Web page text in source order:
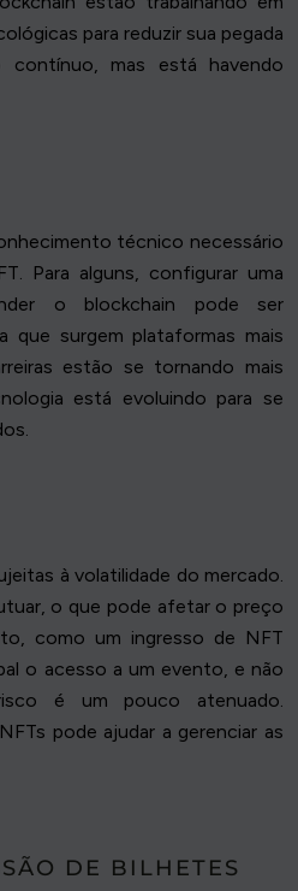
para reduzir sua pegada
contínuo, mas está havendo
técnico necessário
Para alguns, configurar uma
o blockchain pode ser
que surgem plataformas mais
estão se tornando mais
está evoluindo para se
à volatilidade do mercado.
o que pode afetar o preço
como um ingresso de NFT
o acesso a um evento, e não
é um pouco atenuado.
pode ajudar a gerenciar as
DE BILHETES